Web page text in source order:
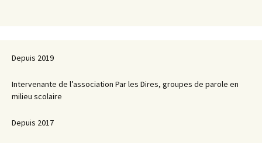
Depuis 2019
Intervenante de l’association Par les Dires, groupes de parole en
milieu scolaire
Depuis 2017